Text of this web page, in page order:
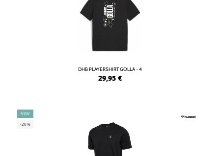
DHB PLAYERSHIRT GOLLA - 4
29,95 €
NEW
-20%